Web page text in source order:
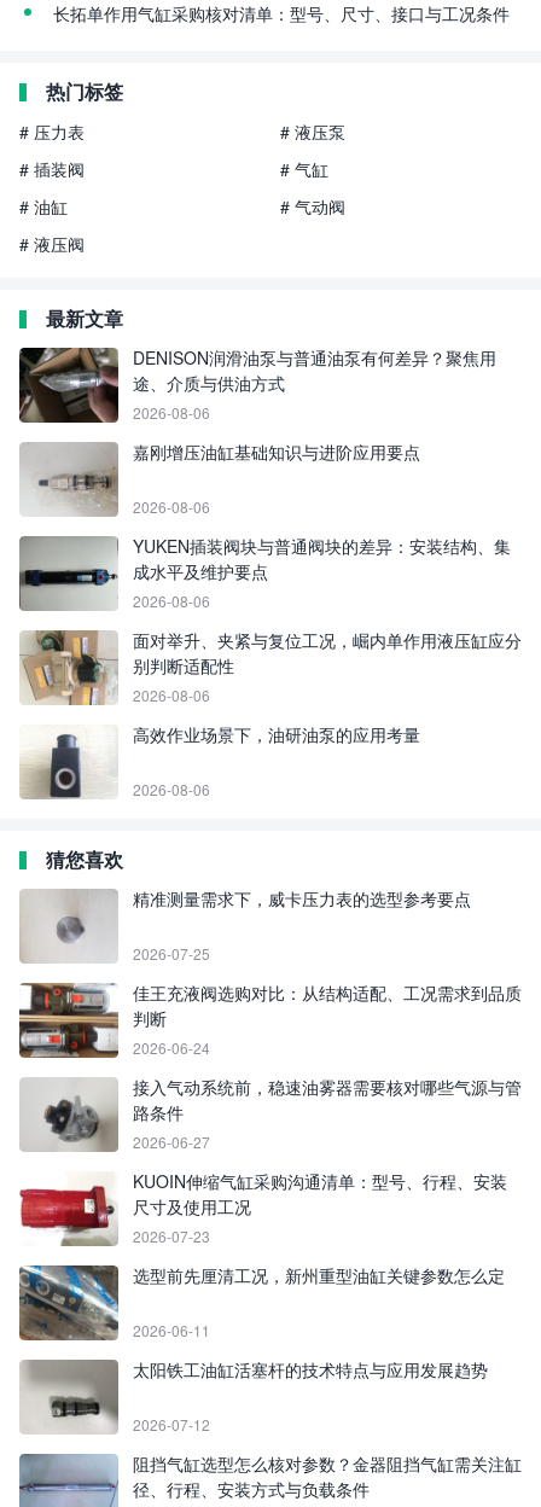
长拓单作用气缸采购核对清单：型号、尺寸、接口与工况条件
热门标签
# 压力表
# 液压泵
# 插装阀
# 气缸
# 油缸
# 气动阀
# 液压阀
最新文章
DENISON润滑油泵与普通油泵有何差异？聚焦用
途、介质与供油方式
2026-08-06
嘉刚增压油缸基础知识与进阶应用要点
2026-08-06
YUKEN插装阀块与普通阀块的差异：安装结构、集
成水平及维护要点
2026-08-06
面对举升、夹紧与复位工况，崛内单作用液压缸应分
别判断适配性
2026-08-06
高效作业场景下，油研油泵的应用考量
2026-08-06
猜您喜欢
精准测量需求下，威卡压力表的选型参考要点
2026-07-25
佳王充液阀选购对比：从结构适配、工况需求到品质
判断
2026-06-24
接入气动系统前，稳速油雾器需要核对哪些气源与管
路条件
2026-06-27
KUOIN伸缩气缸采购沟通清单：型号、行程、安装
尺寸及使用工况
2026-07-23
选型前先厘清工况，新州重型油缸关键参数怎么定
2026-06-11
太阳铁工油缸活塞杆的技术特点与应用发展趋势
2026-07-12
阻挡气缸选型怎么核对参数？金器阻挡气缸需关注缸
径、行程、安装方式与负载条件